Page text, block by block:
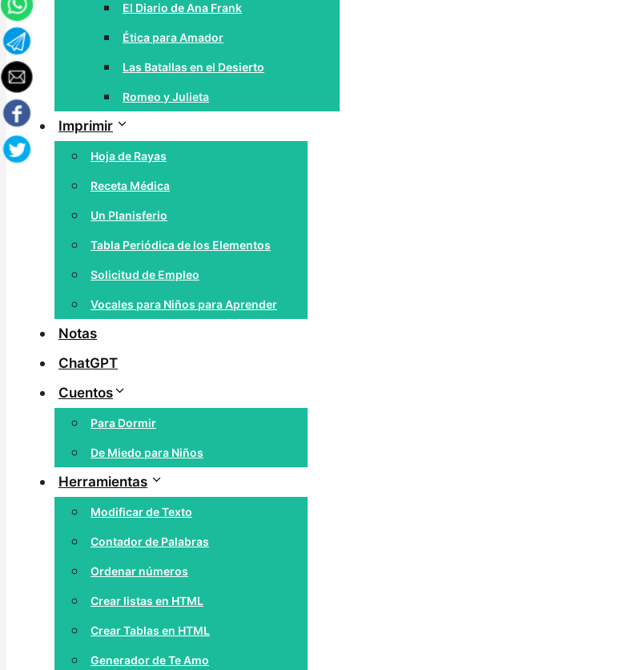
El Diario de Ana Frank
Ética para Amador
Las Batallas en el Desierto
Romeo y Julieta
Imprimir
Hoja de Rayas
Receta Médica
Un Planisferio
Tabla Periódica de los Elementos
Solicitud de Empleo
Vocales para Niños para Aprender
Notas
ChatGPT
Cuentos
Para Dormir
De Miedo para Niños
Herramientas
Modificar de Texto
Contador de Palabras
Ordenar números
Crear listas en HTML
Crear Tablas en HTML
Generador de Te Amo